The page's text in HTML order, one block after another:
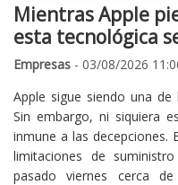
Mientras Apple
esta tecnológica
Empresas - 03/08/2026
Apple sigue siendo una
Sin embargo, ni siquiera
inmune a las decepciones.
limitaciones de
pasado viernes cerca